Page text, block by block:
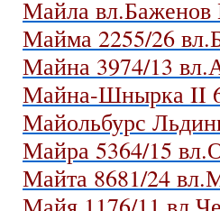
Майла
Майма 2255/26
Майна 3974/13
Майна-Шнырка II
Майольбурс
Майра 5364/15
Майта 8681/24